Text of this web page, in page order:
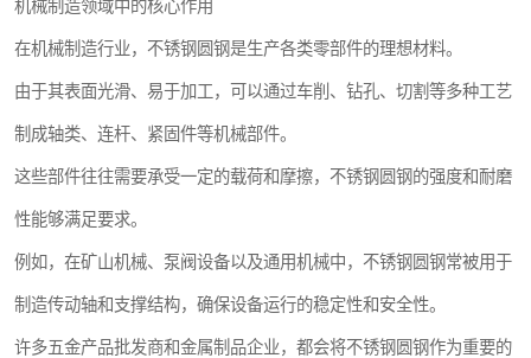
机械制造领域中的核心作用
在机械制造行业，不锈钢圆钢是生产各类零部件的理想材料。
由于其表面光滑、易于加工，可以通过车削、钻孔、切割等多种工艺
制成轴类、连杆、紧固件等机械部件。
这些部件往往需要承受一定的载荷和摩擦，不锈钢圆钢的强度和耐磨
性能够满足要求。
例如，在矿山机械、泵阀设备以及通用机械中，不锈钢圆钢常被用于
制造传动轴和支撑结构，确保设备运行的稳定性和安全性。
许多五金产品批发商和金属制品企业，都会将不锈钢圆钢作为重要的